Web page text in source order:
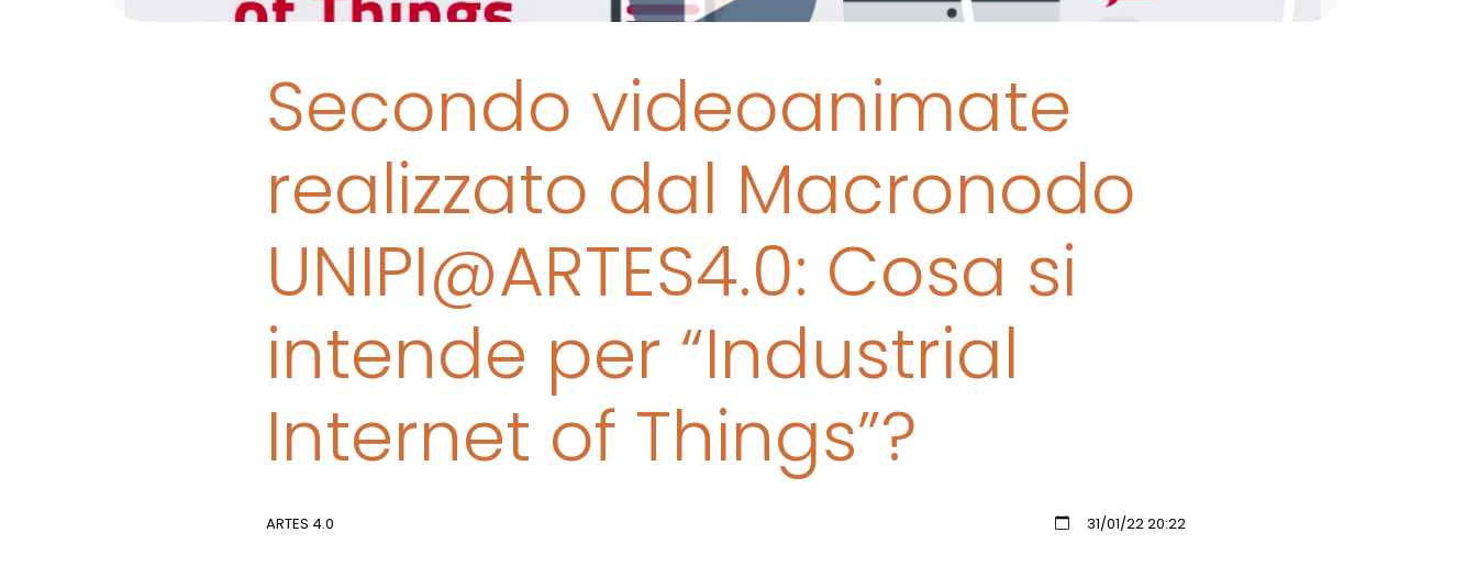
Secondo videoanimate
realizzato dal Macronodo
UNIPI@ARTES4.0: Cosa si
intende per “Industrial
Internet of Things”?
ARTES 4.0 31/01/22 20:22